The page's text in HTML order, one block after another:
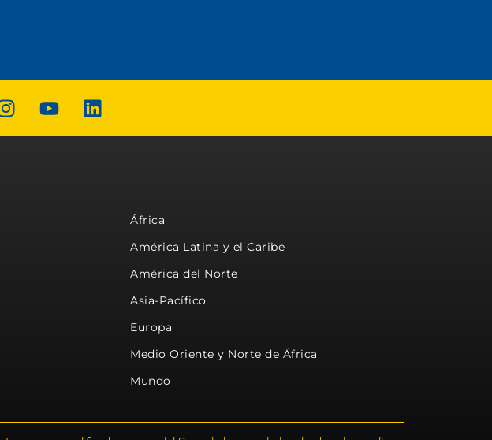
África
América Latina y el Caribe
América del Norte
Asia-Pacífico
Europa
Medio Oriente y Norte de África
Mundo